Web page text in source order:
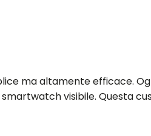
ma altamente efficace.
visibile. Questa